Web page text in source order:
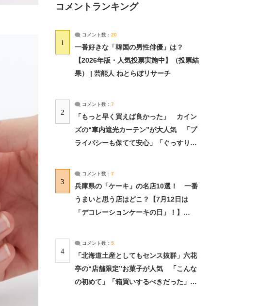
コメントランキング
1
コメント数： 20
一番好きな「韓国の男性俳優」は？
【2026年版・人気投票実施中】（投票結
果） | 芸能人 ねとらぼリサーチ
2
コメント数： 7
「もっと早く買えば良かった」 カイン
ズの“車内遮光カーテン”が大人気 「プ
ライバシーも保てて安心」「ぐっすり眠
3
コメント数： 7
兵庫県の「ケーキ」の名店10選！ 一番
うまいと思う店はどこ？【7月12日は
「デコレーションケーキの日」！】
4
コメント数： 5
「北海道土産としてもセンス抜群」六花
亭の“店舗限定”お菓子が人気 「こんな
の初めて」「箱買いするべきだった」